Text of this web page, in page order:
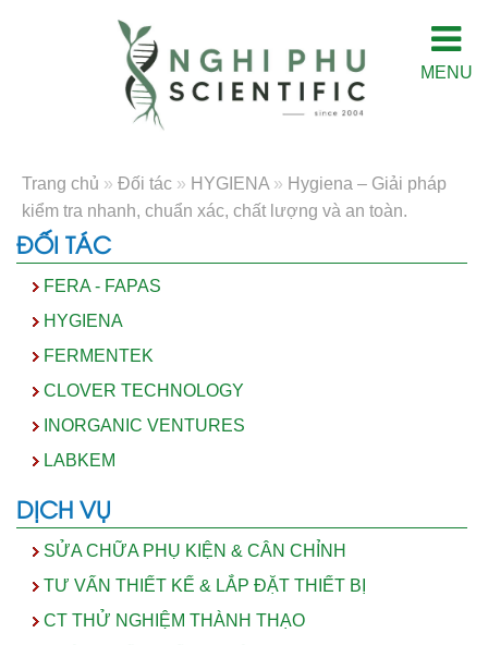
MENU
Trang chủ » Đối tác » HYGIENA » Hygiena – Giải pháp
kiểm tra nhanh, chuẩn xác, chất lượng và an toàn.
ĐỐI TÁC
FERA - FAPAS
HYGIENA
FERMENTEK
CLOVER TECHNOLOGY
INORGANIC VENTURES
LABKEM
DỊCH VỤ
SỬA CHỮA PHỤ KIỆN & CÂN CHỈNH
TƯ VẤN THIẾT KẾ & LẮP ĐẶT THIẾT BỊ
CT THỬ NGHIỆM THÀNH THẠO